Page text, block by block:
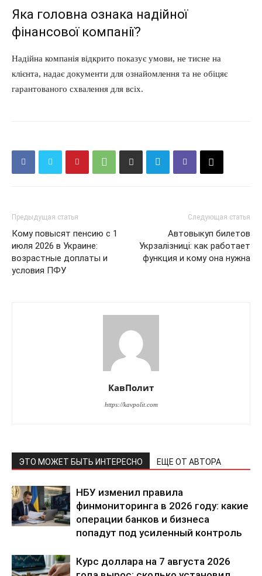
Яка головна ознака надійної
фінансової компанії?
Надійна компанія відкрито показує умови, не тисне на
клієнта, надає документи для ознайомлення та не обіцяє
гарантованого схвалення для всіх.
Предыдущая статья
Кому повысят пенсию с 1
июля 2026 в Украине:
возрастные доплаты и
условия ПФУ
Следующая статья
Автовыкуп билетов
Укрзалізниці: как работает
функция и кому она нужна
КавПолит
https://kavpolit.com
ЭТО МОЖЕТ БЫТЬ ИНТЕРЕСНО ЕЩЕ ОТ АВТОРА
НБУ изменил правила
финмониторинга в 2026 году: какие
операции банков и бизнеса
попадут под усиленный контроль
Курс доллара на 7 августа 2026